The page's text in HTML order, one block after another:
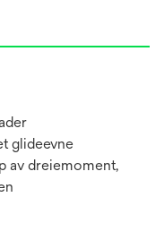
glideevne
av dreiemoment,